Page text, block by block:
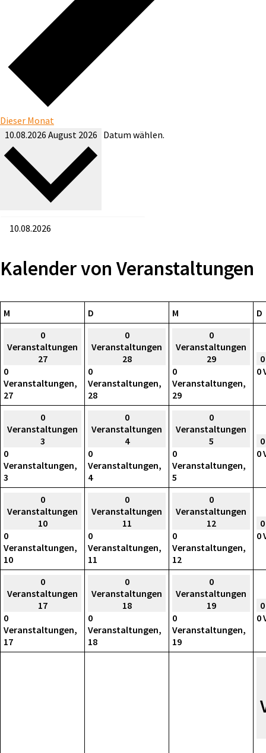
Dieser Monat
10.08.2026 August 2026 Datum wählen.
Kalender von Veranstaltungen
M D M D
0
Veranstaltungen
27
0
Veranstaltungen,
27
0
Veranstaltungen
28
0
Veranstaltungen,
28
0
Veranstaltungen
29
0
Veranstaltungen,
29
0
0
Veranstaltungen
3
0
Veranstaltungen,
3
0
Veranstaltungen
4
0
Veranstaltungen,
4
0
Veranstaltungen
5
0
Veranstaltungen,
5
0
0
Veranstaltungen
10
0
Veranstaltungen,
10
0
Veranstaltungen
11
0
Veranstaltungen,
11
0
Veranstaltungen
12
0
Veranstaltungen,
12
0
0
Veranstaltungen
17
0
Veranstaltungen,
17
0
Veranstaltungen
18
0
Veranstaltungen,
18
0
Veranstaltungen
19
0
Veranstaltungen,
19
0